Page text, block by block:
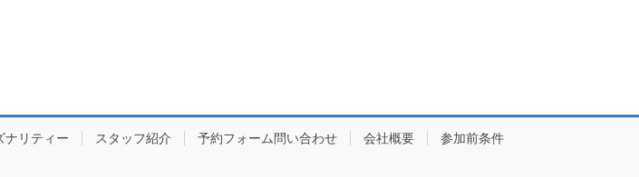
ナリティー スタッフ紹介 予約フォーム問い合わせ 会社概要
参加前条件